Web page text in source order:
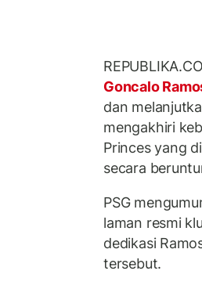
Goncalo
dan
mengakhiri
Princes yang
secara
PSG
laman resmi
dedikasi
tersebut.